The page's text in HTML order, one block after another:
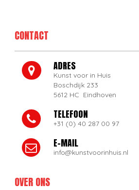
CONTACT
ADRES
Kunst voor in Huis
Boschdijk 233
5612 HC Eindhoven
TELEFOON
+31 (0) 40 287 00 97
E-MAIL
info@kunstvoorinhuis.nl
OVER ONS